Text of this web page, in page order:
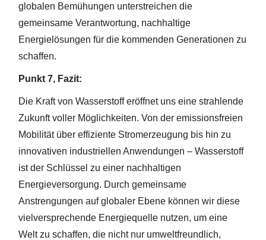
globalen Bemühungen unterstreichen die
gemeinsame Verantwortung, nachhaltige
Energielösungen für die kommenden Generationen zu
schaffen.
Punkt 7, Fazit:
Die Kraft von Wasserstoff eröffnet uns eine strahlende
Zukunft voller Möglichkeiten. Von der emissionsfreien
Mobilität über effiziente Stromerzeugung bis hin zu
innovativen industriellen Anwendungen – Wasserstoff
ist der Schlüssel zu einer nachhaltigen
Energieversorgung. Durch gemeinsame
Anstrengungen auf globaler Ebene können wir diese
vielversprechende Energiequelle nutzen, um eine
Welt zu schaffen, die nicht nur umweltfreundlich,